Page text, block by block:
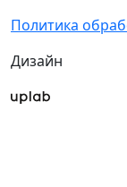
Политика
Дизайн